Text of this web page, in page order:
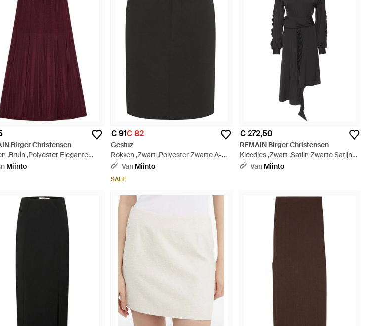
Birger Christensen
,Bruin ,Polyester Elegante
Midi Rok - Paars
Miinto
€ 91€ 82
Gestuz
Rokken ,Zwart ,Polyester Zwarte A-
Lijn Rok Met Ceintuurlussen - Zwart
Van Miinto
SALE
€ 272,50
REMAIN Birger Christensen
Kleedjes ,Zwart ,Satijn Zwarte Satijnen
Jurk Antoinette Stijl - Zwart
Van Miinto